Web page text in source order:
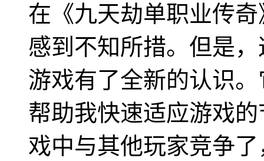
在《九天劫单职业传
感到不知所措。但是
游戏有了全新的认识
帮助我快速适应游戏
戏中与其他玩家竞争